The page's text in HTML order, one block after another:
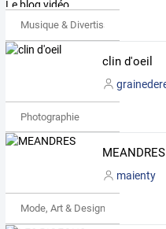
Musique & Divertissements
clin d'oeil
Photographie
MEANDRES
maienty
Mode, Art & Design